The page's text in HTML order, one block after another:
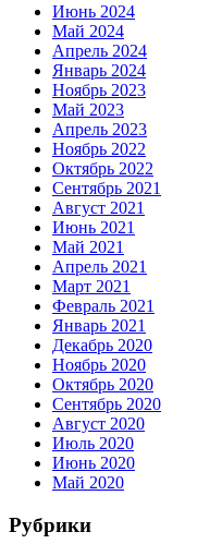
Июнь 2024
Май 2024
Апрель 2024
Январь 2024
Ноябрь 2023
Май 2023
Апрель 2023
Ноябрь 2022
Октябрь 2022
Сентябрь 2021
Август 2021
Июнь 2021
Май 2021
Апрель 2021
Март 2021
Февраль 2021
Январь 2021
Декабрь 2020
Ноябрь 2020
Октябрь 2020
Сентябрь 2020
Август 2020
Июль 2020
Июнь 2020
Май 2020
Рубрики